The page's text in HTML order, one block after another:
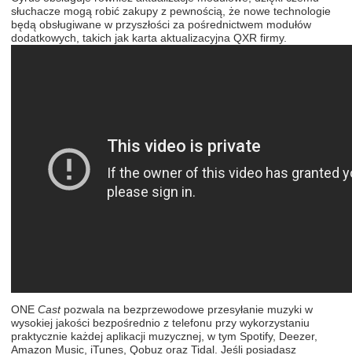
słuchacze mogą robić zakupy z pewnością, że nowe technologie
będą obsługiwane w przyszłości za pośrednictwem modułów
dodatkowych, takich jak karta aktualizacyjna QXR firmy.
ONE Castpozwala na bezprzewodowe przesyłanie muzyki w
wysokiej jakości bezpośrednio z telefonu przy wykorzystaniu
praktycznie każdej aplikacji muzycznej, w tym Spotify, Deezer,
Amazon Music, iTunes, Qobuz oraz Tidal. Jeśli posiadasz